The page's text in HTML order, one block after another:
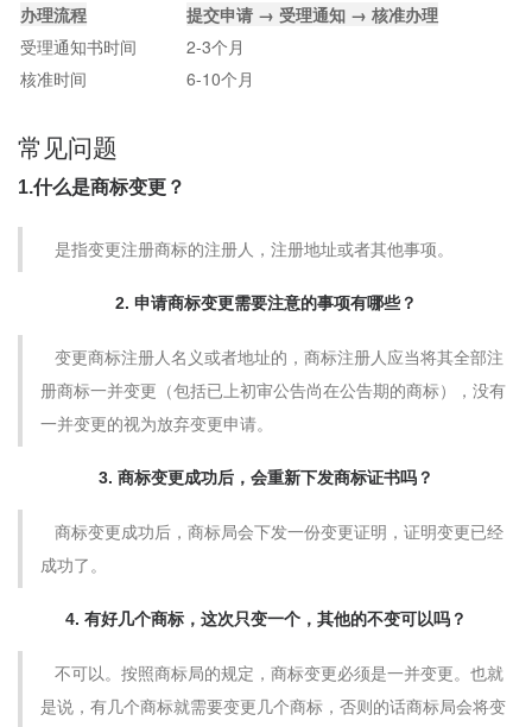
办理流程
提交申请 → 受理通知 → 核准办理
受理通知书时间
2-3个月
核准时间
6-10个月
常见问题
1.什么是商标变更？
是指变更注册商标的注册人，注册地址或者其他事项。
2. 申请商标变更需要注意的事项有哪些？
变更商标注册人名义或者地址的，商标注册人应当将其全部注
册商标一并变更（包括已上初审公告尚在公告期的商标），没有
一并变更的视为放弃变更申请。
3. 商标变更成功后，会重新下发商标证书吗？
商标变更成功后，商标局会下发一份变更证明，证明变更已经
成功了。
4. 有好几个商标，这次只变一个，其他的不变可以吗？
不可以。按照商标局的规定，商标变更必须是一并变更。也就
是说，有几个商标就需要变更几个商标，否则的话商标局会将变